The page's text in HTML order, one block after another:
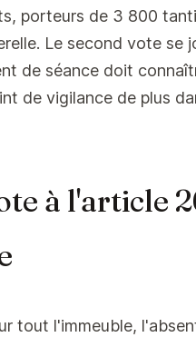
porteurs de 3 800
Le second vote se
de séance doit
de vigilance de plus
à l'article
tout l'immeuble,